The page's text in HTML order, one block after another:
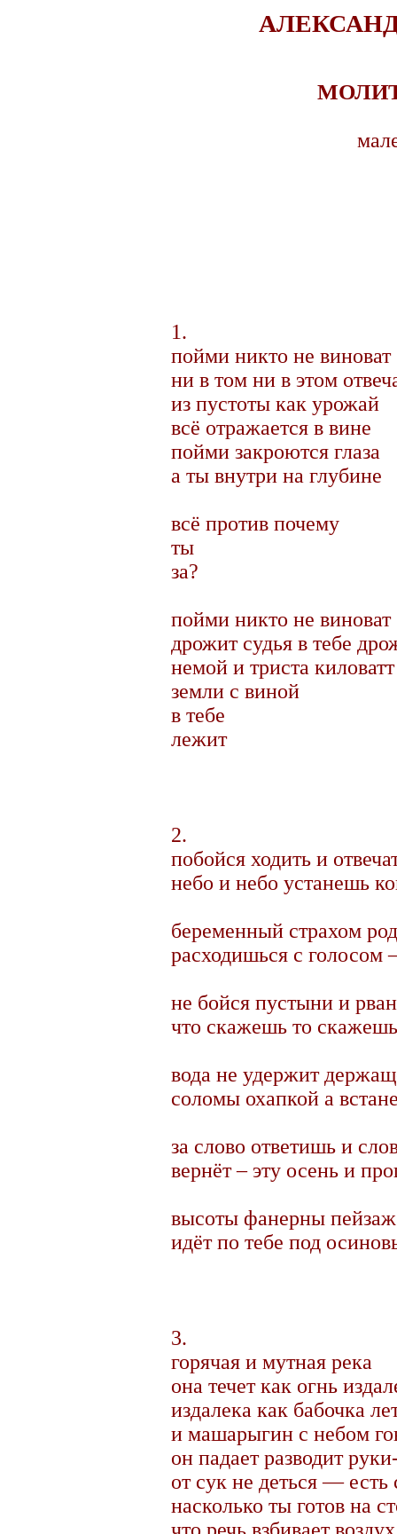
1.
пойми никто не виноват
ни в том ни в этом
из пустоты как урожай
всё отражается в вине
пойми закроются глаза
а ты внутри на глубине
всё против почему
ты
за?
пойми никто не виноват
дрожит судья в тебе
немой и триста киловатт
земли с виной
в тебе
лежит
2.
побойся ходить и
небо и небо устанешь
беременный страхом
расходишься с
не бойся пустыни и
что скажешь то
вода не удержит
соломы охапкой а
за слово ответишь и
вернёт – эту осень и
высоты фанерны пейзаж
идёт по тебе под
3.
горячая и мутная река
она течет как огнь
издалека как бабочка
и машарыгин с небом
он падает разводит
от сук не деться — есть
насколько ты готов на